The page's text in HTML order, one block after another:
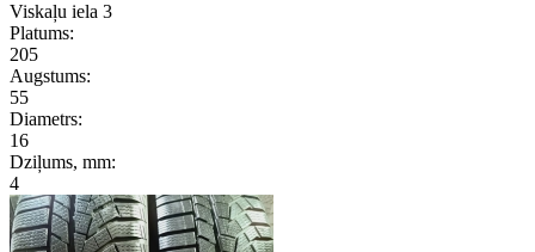
Viskaļu iela 3
Platums:
205
Augstums:
55
Diametrs:
16
Dziļums, mm:
4